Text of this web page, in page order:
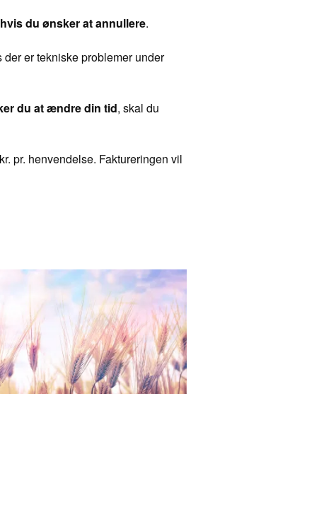
hvis du ønsker at annullere.
er tekniske problemer under
du at ændre din tid, skal du
pr. henvendelse. Faktureringen vil